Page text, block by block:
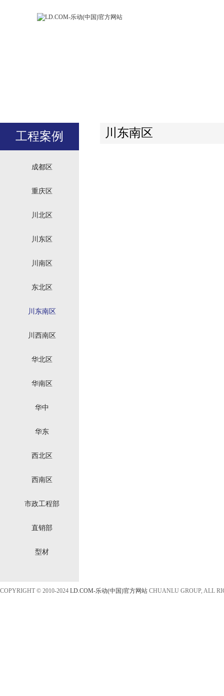
工程案例
成都区
重庆区
川北区
川东区
川南区
东北区
川东南区
川西南区
华北区
华南区
华中
华东
西北区
西南区
市政工程部
直销部
型材
川东南区
COPYRIGHT © 2010-2024 LD.COM-乐动(中国)官方网站 CHUANLU GROUP, ALL